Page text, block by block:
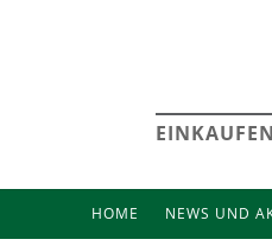
HOME NEWS UND